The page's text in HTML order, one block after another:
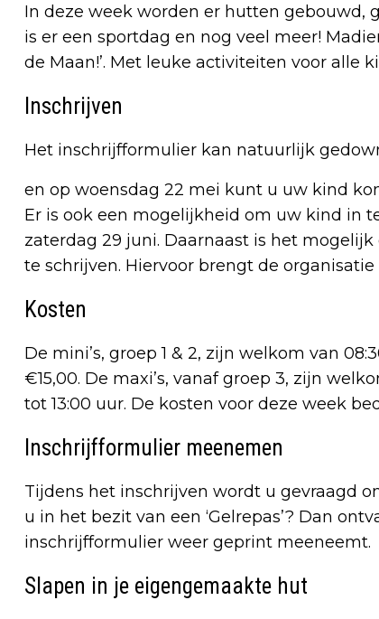
In deze week worden er hutten gebouwd,
is er een sportdag en nog veel meer!
de Maan!’. Met leuke activiteiten voor alle
Inschrijven
Het inschrijfformulier kan natuurlijk
en op woensdag 22 mei kunt u uw kind
Er is ook een mogelijkheid om uw kind in
zaterdag 29 juni. Daarnaast is het
te schrijven. Hiervoor brengt de
Kosten
De mini’s, groep 1 & 2, zijn welkom van
€15,00. De maxi’s, vanaf groep 3, zijn
tot 13:00 uur. De kosten voor deze week
Inschrijfformulier meenemen
Tijdens het inschrijven wordt u gevraagd
u in het bezit van een ‘Gelrepas’? Dan
inschrijfformulier weer geprint meeneemt.
Slapen in je eigengemaakte hut